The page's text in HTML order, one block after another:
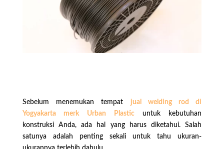
Sebelum menemukan tempat jual welding rod di
Yogyakarta merk Urban Plastic untuk kebutuhan
konstruksi Anda, ada hal yang harus diketahui. Salah
satunya adalah penting sekali untuk tahu ukuran-